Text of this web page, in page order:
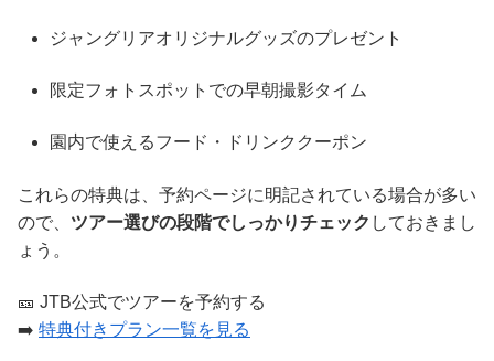
ジャングリアオリジナルグッズのプレゼント
限定フォトスポットでの早朝撮影タイム
園内で使えるフード・ドリンククーポン
これらの特典は、予約ページに明記されている場合が多い
ので、 ツアー選びの段階でしっかりチェック しておきまし
ょう。
🎫 JTB公式でツアーを予約する
➡️ 特典付きプラン一覧を見る